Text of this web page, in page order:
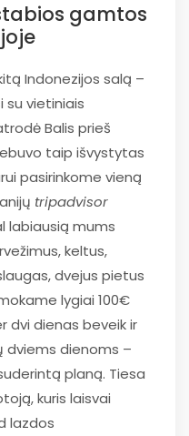
gamtos
Indonezijos salą –
su vietiniais
Balis prieš
taip išvystytas
pasirinkome vieną
tripadvisor
labiausią mums
keltus,
dvejus pietus
lygiai 100€
dvi dienas beveik ir
dviems dienoms –
planą. Tiesa
kuris laisvai
lazdos